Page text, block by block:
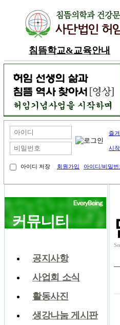
침뜸학교&교육안내
즐
시
아이디 저장 회원가입 아이디/비밀번
커뮤니티
공지사항
사업회 소식
활동사진
생강나눔 게시판